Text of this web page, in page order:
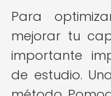
Para
mejorar tu
importante
de estudio.